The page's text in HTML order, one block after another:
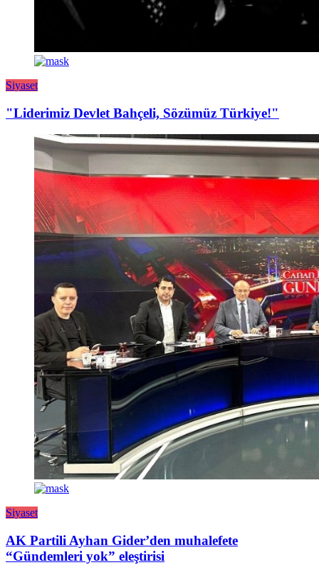
Siyaset
"Liderimiz Devlet Bahçeli, Sözümüz Türkiye!"
Siyaset
AK Partili Ayhan Gider’den muhalefete
“Gündemleri yok” eleştirisi